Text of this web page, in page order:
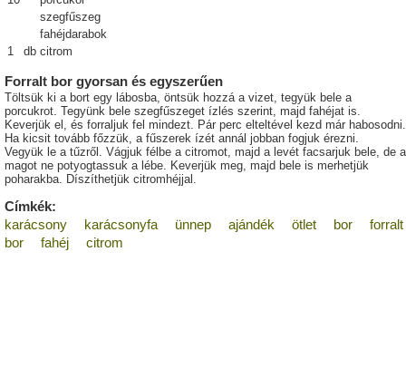
szegfűszeg
fahéjdarabok
1
db citrom
Forralt bor gyorsan és egyszerűen
Töltsük ki a bort egy lábosba, öntsük hozzá a vizet, tegyük bele a
porcukrot. Tegyünk bele szegfűszeget ízlés szerint, majd fahéjat is.
Keverjük el, és forraljuk fel mindezt. Pár perc elteltével kezd már habosodni.
Ha kicsit tovább főzzük, a fűszerek ízét annál jobban fogjuk érezni.
Vegyük le a tűzről. Vágjuk félbe a citromot, majd a levét facsarjuk bele, de a
magot ne potyogtassuk a lébe. Keverjük meg, majd bele is merhetjük
poharakba. Díszíthetjük citromhéjjal.
Címkék:
karácsony
karácsonyfa ünnep ajándék ötlet bor
forralt
bor
fahéj citrom